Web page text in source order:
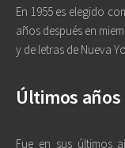
En 1955 es elegido
años después en
y de letras de Nueva
Últimos años
Fue en sus últimos